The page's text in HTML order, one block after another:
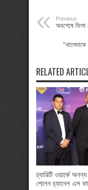
Previous:
অবশেষে ভিসা
“খালেদাকে
RELATED
চ্যারিটি ওয়ার্কে
পেলেন চ্যানেল এস